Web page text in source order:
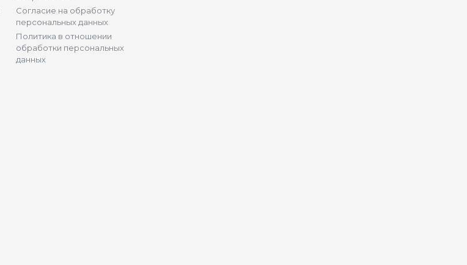
Согласие на обработку
персональных данных
Политика в отношении
обработки персональных
данных